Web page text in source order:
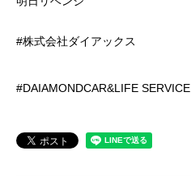
#株式会社ダイアックス
#DAIAMONDCAR&LIFE SERVICE